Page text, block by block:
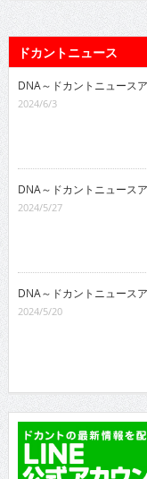
ドカントニュース
DNA～ドカントニュース
2024/6/3
DNA～ドカントニュース
2024/5/27
DNA～ドカントニュース
2024/5/20